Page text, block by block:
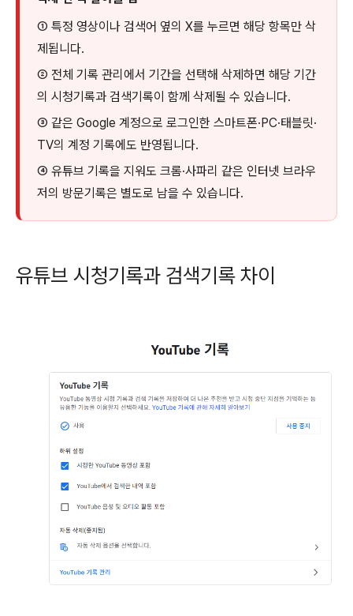
① 특정 영상이나 검색어 옆의 X를 누르면 해당 항목만 삭
제됩니다.
② 전체 기록 관리에서 기간을 선택해 삭제하면 해당 기간
의 시청기록과 검색기록이 함께 삭제될 수 있습니다.
③ 같은 Google 계정으로 로그인한 스마트폰·PC·태블릿·
TV의 계정 기록에도 반영됩니다.
④ 유튜브 기록을 지워도 크롬·사파리 같은 인터넷 브라우
저의 방문기록은 별도로 남을 수 있습니다.
유튜브 시청기록과 검색기록 차이